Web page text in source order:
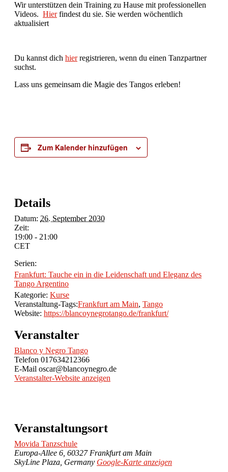
Wir unterstützen dein Training zu Hause mit professionellen
Videos. Hierfindest du sie. Sie werden wöchentlich
aktualisiert
Du kannst dich hierregistrieren, wenn du einen Tanzpartner
suchst.
Lass uns gemeinsam die Magie des Tangos erleben!
Zum Kalender hinzufügen
Details
Datum: 26. September 2030
Zeit:
19:00 - 21:00
CET
Serien:
Frankfurt: Tauche ein in die Leidenschaft und Eleganz des
Tango Argentino
Kategorie: Kurse
Veranstaltung-Tags:Frankfurt am Main, Tango
Website: https://blancoynegrotango.de/frankfurt/
Veranstalter
Blanco y Negro Tango
Telefon 017634212366
E-Mail oscar@blancoynegro.de
Veranstalter-Website anzeigen
Veranstaltungsort
Movida Tanzschule
Europa-Allee 6, 60327 Frankfurt am Main
SkyLine Plaza Germany Google-Karte anzeigen